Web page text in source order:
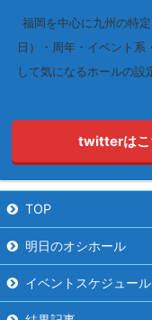
福岡を中心に九州の特
日）・周年・イベント系
して気になるホールの設
twitterはこ
TOP
明日のオシホール
イベントスケジュール